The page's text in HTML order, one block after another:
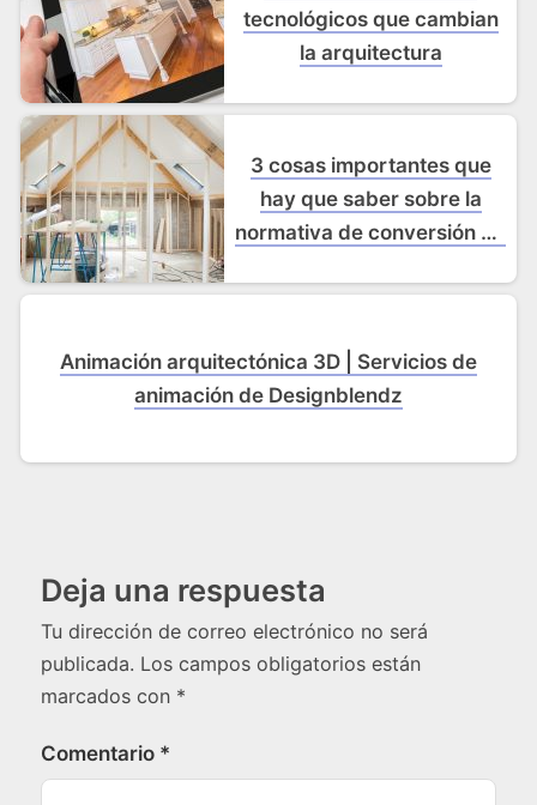
tecnológicos que cambian
la arquitectura
3 cosas importantes que
hay que saber sobre la
normativa de conversión de
Animación arquitectónica 3D | Servicios de
animación de Designblendz
Deja una respuesta
Tu dirección de correo electrónico no será
publicada. Los campos obligatorios están
marcados con *
Comentario *